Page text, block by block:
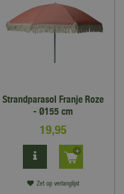
Strandparasol Franje Roze
- Ø155 cm
19,95
Zet op verlanglijst